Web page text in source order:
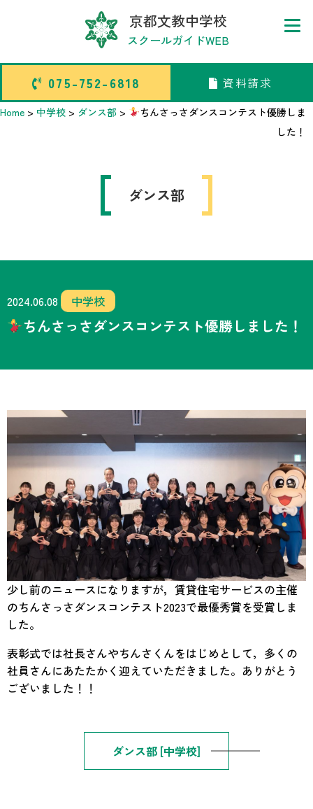
075-752-6818 資料請求
中学校部活TOP
京都文教中学校
スクールガイドWEB
075-752-6818 資料請求
Home > 中学校 > ダンス部 >
ちんさっさダンスコンテスト優勝しま
した！
ダンス部
2024.06.08 中学校
ちんさっさダンスコンテスト優勝しました！
少し前のニュースになりますが，賃貸住宅サービスの主催
のちんさっさダンスコンテスト2023で最優秀賞を受賞しま
した。
表彰式では社長さんやちんさくんをはじめとして，多くの
社員さんにあたたかく迎えていただきました。ありがとう
ございました！！
ダンス部 [中学校]